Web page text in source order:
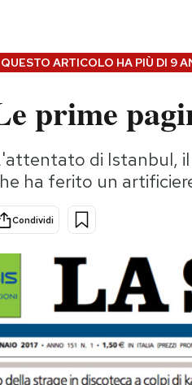
2026
QUESTO ARTICOLO HA PIÙ DI 9
prime
di Istanbul, il
ha ferito un
Condividi